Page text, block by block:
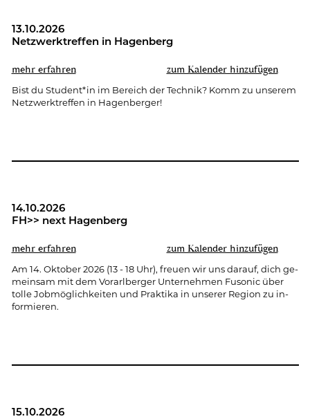
13.10.2026
Netz­werk­tref­fen in Ha­gen­berg
mehr er­fah­ren zum Ka­len­der hin­zu­fü­gen
Bist du Stu­dent*in im Be­reich der Tech­nik? Komm zu un­se­rem
Netz­werk­tref­fen in Ha­gen­ber­ger!
14.10.2026
FH>> next Ha­gen­berg
mehr er­fah­ren zum Ka­len­der hin­zu­fü­gen
Am 14. Ok­to­ber 2026 (13 - 18 Uhr), freu­en wir uns dar­auf, dich ge­
mein­sam mit dem Vor­arl­ber­ger Un­ter­neh­men Fu­so­nic über
tolle Job­mög­lich­kei­ten und Prak­ti­ka in un­se­rer Re­gi­on zu in­
for­mie­ren.
15.10.2026